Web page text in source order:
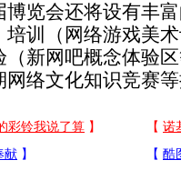
会还将设有丰富
培训（网络游戏美
（新网吧概念体验
网络文化知识竞赛